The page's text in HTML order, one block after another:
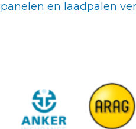
en laadpalen